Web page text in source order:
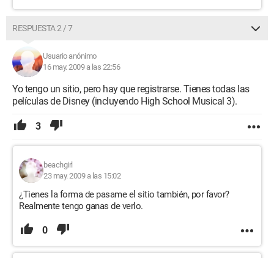
RESPUESTA 2 / 7
Usuario anónimo
16 may. 2009 a las 22:56
Yo tengo un sitio, pero hay que registrarse. Tienes todas las
películas de Disney (incluyendo High School Musical 3).
3
beachgirl
23 may. 2009 a las 15:02
¿Tienes la forma de pasame el sitio también, por favor?
Realmente tengo ganas de verlo.
0